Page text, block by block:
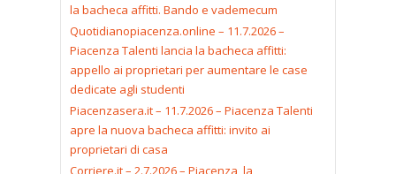
la bacheca affitti. Bando e vademecum
Quotidianopiacenza.online – 11.7.2026 –
Piacenza Talenti lancia la bacheca affitti:
appello ai proprietari per aumentare le case
dedicate agli studenti
Piacenzasera.it – 11.7.2026 – Piacenza Talenti
apre la nuova bacheca affitti: invito ai
proprietari di casa
Corriere.it – 2.7.2026 – Piacenza, la